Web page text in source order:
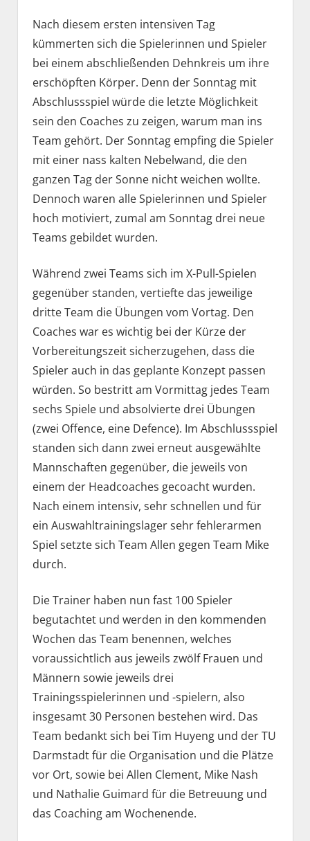
Nach diesem ersten intensiven Tag
kümmerten sich die Spielerinnen und Spieler
bei einem abschließenden Dehnkreis um ihre
erschöpften Körper. Denn der Sonntag mit
Abschlussspiel würde die letzte Möglichkeit
sein den Coaches zu zeigen, warum man ins
Team gehört. Der Sonntag empfing die Spieler
mit einer nass kalten Nebelwand, die den
ganzen Tag der Sonne nicht weichen wollte.
Dennoch waren alle Spielerinnen und Spieler
hoch motiviert, zumal am Sonntag drei neue
Teams gebildet wurden.
Während zwei Teams sich im X-Pull-Spielen
gegenüber standen, vertiefte das jeweilige
dritte Team die Übungen vom Vortag. Den
Coaches war es wichtig bei der Kürze der
Vorbereitungszeit sicherzugehen, dass die
Spieler auch in das geplante Konzept passen
würden. So bestritt am Vormittag jedes Team
sechs Spiele und absolvierte drei Übungen
(zwei Offence, eine Defence). Im Abschlussspiel
standen sich dann zwei erneut ausgewählte
Mannschaften gegenüber, die jeweils von
einem der Headcoaches gecoacht wurden.
Nach einem intensiv, sehr schnellen und für
ein Auswahltrainingslager sehr fehlerarmen
Spiel setzte sich Team Allen gegen Team Mike
durch.
Die Trainer haben nun fast 100 Spieler
begutachtet und werden in den kommenden
Wochen das Team benennen, welches
voraussichtlich aus jeweils zwölf Frauen und
Männern sowie jeweils drei
Trainingsspielerinnen und -spielern, also
insgesamt 30 Personen bestehen wird. Das
Team bedankt sich bei Tim Huyeng und der TU
Darmstadt für die Organisation und die Plätze
vor Ort, sowie bei Allen Clement, Mike Nash
und Nathalie Guimard für die Betreuung und
das Coaching am Wochenende.